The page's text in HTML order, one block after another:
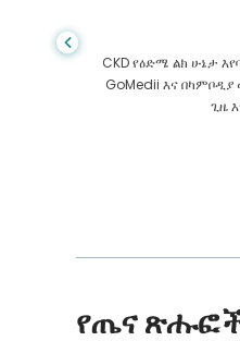
CKD የዕድሜ ልክ ሁኔታ
GoMedii እና
ጊዜ
የጤና